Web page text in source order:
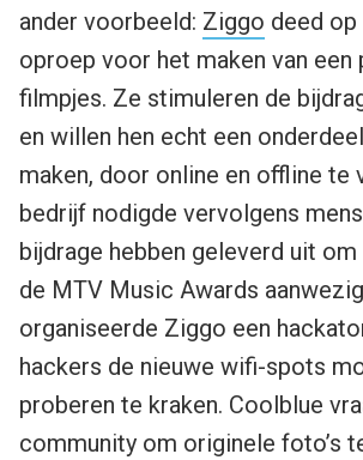
ander voorbeeld: Ziggo deed
oproep voor het maken van een
filmpjes. Ze stimuleren de
en willen hen echt een
maken, door online en offline te
bedrijf nodigde vervolgens
bijdrage hebben geleverd uit
de MTV Music Awards
organiseerde Ziggo een
hackers de nieuwe wifi-spots
proberen te kraken. Coolblue
community om originele foto’s